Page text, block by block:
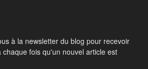
à la newsletter du blog pour recevoir
chaque fois qu'un nouvel article est